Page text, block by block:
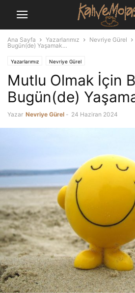
Ana Sayfa Yazarlarımız Nevriye Gürel
Bugün(de) Yaşamak…
Yazarlarımız Nevriye Gürel
Mutlu Olmak İçin
Bugün(de)
Yazar Nevriye Gürel - 24 Haziran 2024